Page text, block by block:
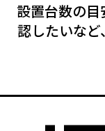
設置台数の
認したいな